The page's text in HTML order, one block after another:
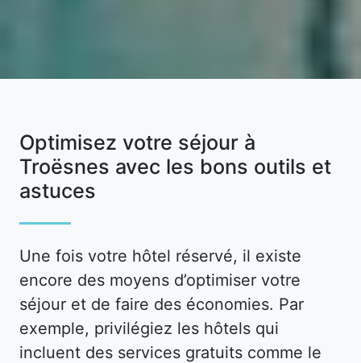
Optimisez votre séjour à
Troësnes avec les bons outils et
astuces
Une fois votre hôtel réservé, il existe
encore des moyens d’optimiser votre
séjour et de faire des économies. Par
exemple, privilégiez les hôtels qui
incluent des services gratuits comme le